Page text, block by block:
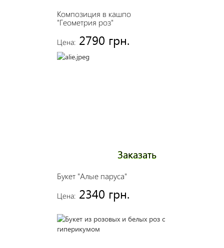
Композиция в кашпо
"Геометрия роз"
Цена: 2790 грн.
Букет "Алые паруса"
Цена: 2340 грн.
Заказать